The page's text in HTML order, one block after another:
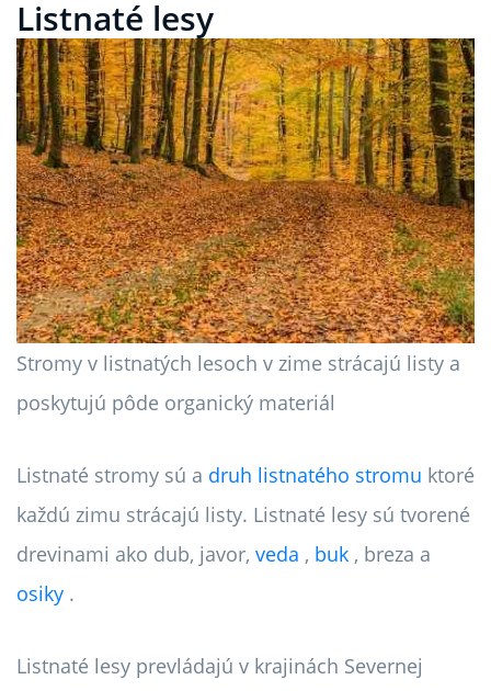
Listnaté lesy
Stromy v listnatých lesoch v zime strácajú listy a
poskytujú pôde organický materiál
Listnaté stromy sú a druh listnatého stromu ktoré
každú zimu strácajú listy. Listnaté lesy sú tvorené
drevinami ako dub, javor, veda , buk , breza a
osiky .
Listnaté lesy prevládajú v krajinách Severnej